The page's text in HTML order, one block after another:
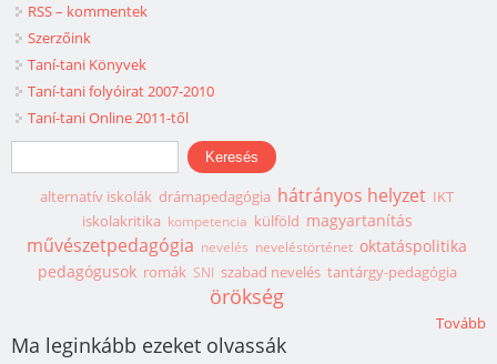
RSS – kommentek
Szerzőink
Taní-tani Könyvek
Taní-tani folyóirat 2007-2010
Taní-tani Online 2011-től
Keresés űrlap
Keresés
alternatív iskolák drámapedagógia hátrányos helyzet IKT
iskolakritika kompetencia külföld magyartanítás
művészetpedagógia nevelés neveléstörténet oktatáspolitika
pedagógusok romák SNI szabad nevelés tantárgy-pedagógia
örökség
Tovább
Ma leginkább ezeket olvassák